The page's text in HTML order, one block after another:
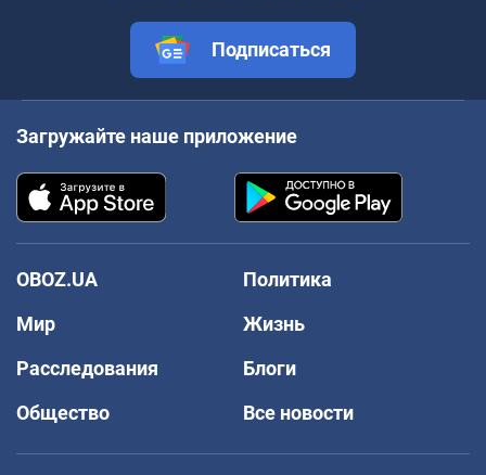
Подписаться
Загружайте наше приложение
OBOZ.UA
Политика
Мир
Жизнь
Расследования
Блоги
Общество
Все новости